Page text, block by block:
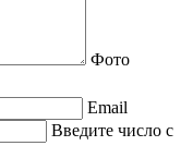
Фото
Email
Введите число с